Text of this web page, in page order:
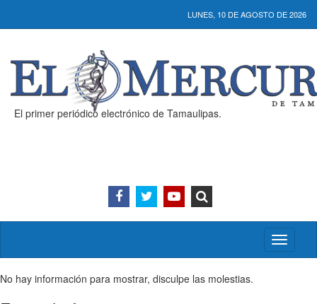
LUNES, 10 DE AGOSTO DE 2026
El primer periódico electrónico de Tamaulipas.
Activar/
menú
No hay información para mostrar, disculpe las molestias.